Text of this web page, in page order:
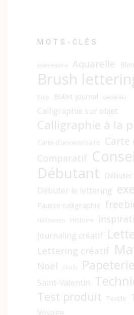
MOTS-CLÉS
abécédaire Aquarelle
Brush
Bujo Bullet journal cadeau
Calligraphie sur objet
Calligraphie à la
Carte d'anniversaire Carte
Comparatif
Débutant Débuter
Débuter le lettering
Fausse calligraphie
Halloween Histoire
Journaling créatif
Lettering créatif
Noël Outils Papeterie
Saint-Valentin
Test produit Textile
Voyage